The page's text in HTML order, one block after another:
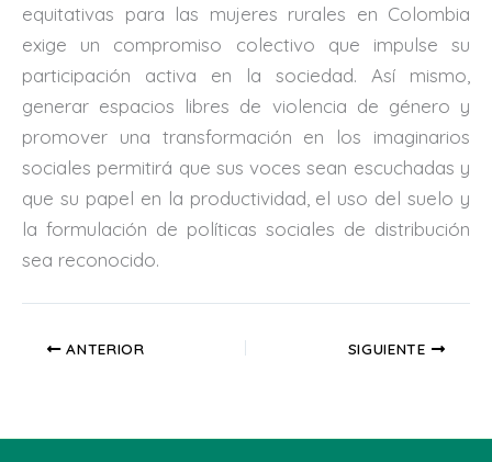
equitativas para las mujeres rurales en Colombia
exige un compromiso colectivo que impulse su
participación activa en la sociedad. Así mismo,
generar espacios libres de violencia de género y
promover una transformación en los imaginarios
sociales permitirá que sus voces sean escuchadas y
que su papel en la productividad, el uso del suelo y
la formulación de políticas sociales de distribución
sea reconocido.
ANTERIOR SIGUIENTE